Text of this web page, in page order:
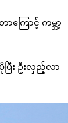
ြောင့် ကမ္ဘာ့
း ဦးလှည့်လာ